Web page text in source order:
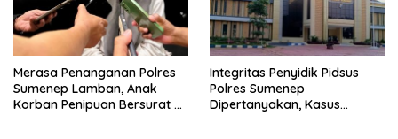
Merasa Penanganan Polres
Sumenep Lamban, Anak
Korban Penipuan Bersurat ke
Integritas Penyidik Pidsus
Polres Sumenep
Dipertanyakan, Kasus